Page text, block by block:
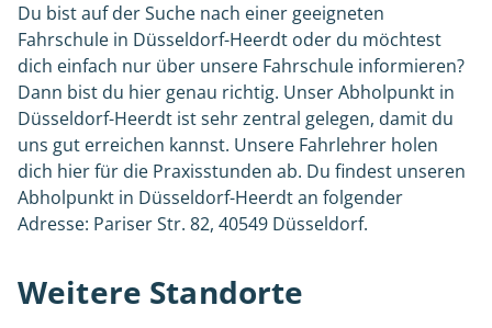
Du bist auf der Suche nach einer geeigneten
Fahrschule in Düsseldorf-Heerdt oder du möchtest
dich einfach nur über unsere Fahrschule informieren?
Dann bist du hier genau richtig. Unser Abholpunkt in
Düsseldorf-Heerdt ist sehr zentral gelegen, damit du
uns gut erreichen kannst. Unsere Fahrlehrer holen
dich hier für die Praxisstunden ab. Du findest unseren
Abholpunkt in Düsseldorf-Heerdt an folgender
Adresse: Pariser Str. 82, 40549 Düsseldorf.
Weitere Standorte